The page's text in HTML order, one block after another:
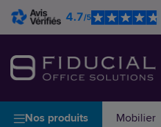
4.7/5
Nos produits Mobilier